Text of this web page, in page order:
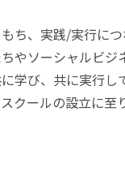
ち、実践/実行に
やソーシャルビジ
学び、共に実行し
クールの設立に至